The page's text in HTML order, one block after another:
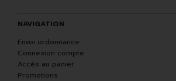
NAVIGATION
Envoi ordonnance
Connexion compte
Accès au panier
Promotions